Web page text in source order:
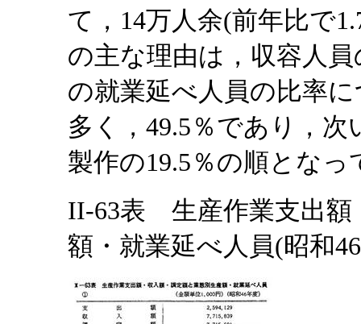
て，14万人余(前年比で
の主な理由は，収容人
の就業延べ人員の比率
多く，49.5％であり，次
製作の19.5％の順となっ
II-63表 生産作業支出額
額・就業延べ人員(昭和